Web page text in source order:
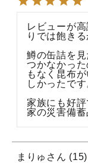
レビューが
りでは飽き
鱒の缶詰を
つかなかっ
もなく昆布
しかったです
家族にも好
家の災害備蓄
まりゅ 15